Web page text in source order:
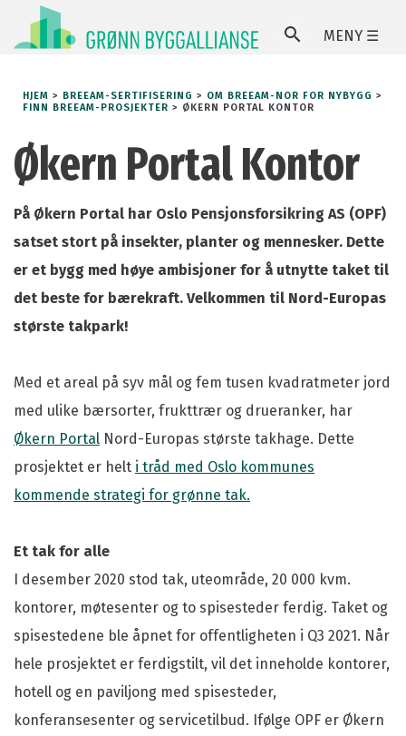
MENY ☰
HJEM > BREEAM-SERTIFISERING > OM BREEAM-NOR FOR NYBYGG >
FINN BREEAM-PROSJEKTER > ØKERN PORTAL KONTOR
Økern Portal Kontor
På Økern Portal har Oslo Pensjonsforsikring AS (OPF)
satset stort på insekter, planter og mennesker. Dette
er et bygg med høye ambisjoner for å utnytte taket til
det beste for bærekraft. Velkommen til Nord-Europas
største takpark!
Med et areal på syv mål og fem tusen kvadratmeter jord
med ulike bærsorter, frukttrær og drueranker, har
Økern Portal Nord-Europas største takhage. Dette
prosjektet er helt i tråd med Oslo kommunes
kommende strategi for grønne tak.
Et tak for alle
I desember 2020 stod tak, uteområde, 20 000 kvm.
kontorer, møtesenter og to spisesteder ferdig. Taket og
spisestedene ble åpnet for offentligheten i Q3 2021. Når
hele prosjektet er ferdigstilt, vil det inneholde kontorer,
hotell og en paviljong med spisesteder,
konferansesenter og servicetilbud. Ifølge OPF er Økern